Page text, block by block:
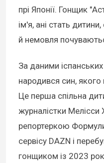
прі Японії. Гонщик
ім'я, ані стать
й немовля
За даними іспанських
народився син, якого
Це перша спільна
журналістки
репортеркою
сервісу DAZN і
гонщиком із 2023